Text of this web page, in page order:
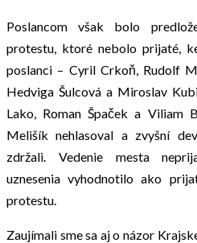
Poslancom však bolo
protestu, ktoré nebolo prijaté,
poslanci – Cyril Crkoň, Rudolf
Hedviga Šulcová a Miroslav
Lako, Roman Špaček a Viliam
Melišík nehlasoval a zvyšní
zdržali. Vedenie mesta
uznesenia vyhodnotilo ako
protestu.
Zaujímali sme sa aj o názor